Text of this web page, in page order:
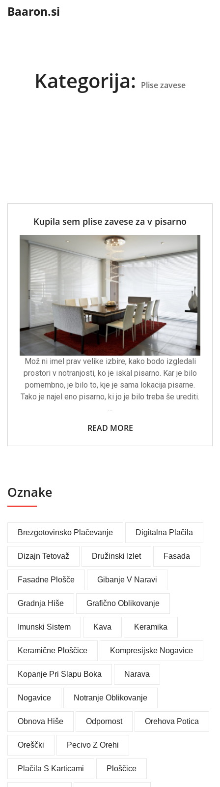
Baaron.si
Kategorija: Plise zavese
Kupila sem plise zavese za v pisarno
Mož ni imel prav velike izbire, kako bodo izgledali
prostori v notranjosti, ko je iskal pisarno. Kar je bilo
pomembno, je bilo to, kje je sama lokacija pisarne.
Tako je najel eno pisarno, ki jo je bilo treba še urediti.
…
READ MORE
Oznake
Brezgotovinsko Plačevanje Digitalna Plačila
Dizajn Tetovaž Družinski Izlet Fasada
Fasadne Plošče Gibanje V Naravi
Gradnja Hiše Grafično Oblikovanje
Imunski Sistem Kava Keramika
Keramične Ploščice Kompresijske Nogavice
Kopanje Pri Slapu Boka Narava
Nogavice Notranje Oblikovanje
Obnova Hiše Odpornost Orehova Potica
Oreščki Pecivo Z Orehi
Plačila S Karticami Ploščice